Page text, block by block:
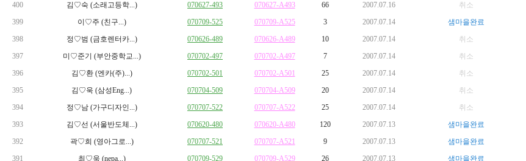
400 김♡숙 (소래고등학...) 070627-493 070627-A493 66 2007.07.16 취소
399 이♡주 (친구...) 070709-525 070709-A525 3 2007.07.14 샘마을완료
398 정♡범 (금호렌터카...) 070626-489 070626-A489 10 2007.07.14 취소
397 미♡준기 (부안중학교...) 070702-497 070702-A497 7 2007.07.14 취소
396 김♡환 (엔카(주)...) 070702-501 070702-A501 25 2007.07.14 취소
395 김♡욱 (삼성Eng...) 070704-509 070704-A509 20 2007.07.14 취소
394 정♡남 (가구디자인...) 070707-522 070707-A522 25 2007.07.14 취소
393 김♡선 (서울반도체...) 070620-480 070620-A480 120 2007.07.13 샘마을완료
392 곽♡희 (영아그로...) 070707-521 070707-A521 9 2007.07.13 샘마을완료
391 최♡욱 (nepa...) 070709-529 070709-A529 26 2007.07.13 샘마을완료